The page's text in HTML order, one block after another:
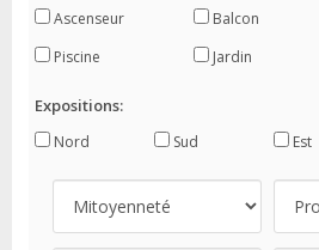
Ascenseur Balcon
Piscine
Jardin
Expositions:
Nord Sud Est